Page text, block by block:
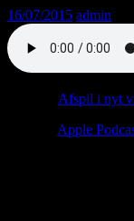
16/07/2015 admin
Afspil i nyt
Apple